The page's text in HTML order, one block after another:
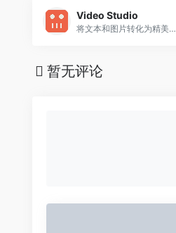
Video Studio
将文本和图片转化为精美视频
暂无评论